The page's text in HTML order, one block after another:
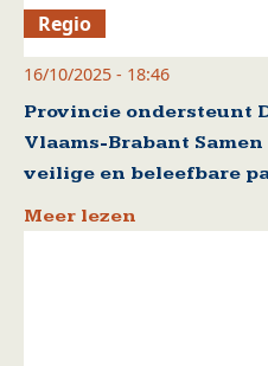
Regio
16/10/2025 - 18:46
Provincie ondersteunt
Vlaams-Brabant
veilige en beleefbare
Meer lezen